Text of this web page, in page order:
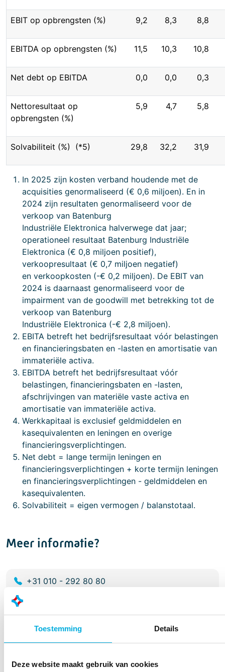
Toestemming Details
Deze website maakt gebruik van cookies
EBIT op opbrengsten (%) 9,2 8,3 8,8
EBITDA op opbrengsten (%) 11,5 10,3 10,8
Net debt op EBITDA 0,0 0,0 0,3
Nettoresultaat op
opbrengsten (%)
5,9 4,7 5,8
Solvabiliteit (%) (*5) 29,8 32,2 31,9
In 2025 zijn kosten verband houdende met de
acquisities genormaliseerd (€ 0,6 miljoen). En in
2024 zijn resultaten genormaliseerd voor de
verkoop van Batenburg
Industriële Elektronica halverwege dat jaar;
operationeel resultaat Batenburg Industriële
Elektronica (€ 0,8 miljoen positief),
verkoopresultaat (€ 0,7 miljoen negatief)
en verkoopkosten (-€ 0,2 miljoen). De EBIT van
2024 is daarnaast genormaliseerd voor de
impairment van de goodwill met betrekking tot de
verkoop van Batenburg
Industriële Elektronica (-€ 2,8 miljoen).
EBITA betreft het bedrijfsresultaat vóór belastingen
en financieringsbaten en -lasten en amortisatie van
immateriële activa.
EBITDA betreft het bedrijfsresultaat vóór
belastingen, financieringsbaten en -lasten,
afschrijvingen van materiële vaste activa en
amortisatie van immateriële activa.
Werkkapitaal is exclusief geldmiddelen en
kasequivalenten en leningen en overige
financieringsverplichtingen.
Net debt = lange termijn leningen en
financieringsverplichtingen + korte termijn leningen
en financieringsverplichtingen - geldmiddelen en
kasequivalenten.
Solvabiliteit = eigen vermogen / balanstotaal.
Meer informatie?
+31 010 - 292 80 80
Download ons jaarverslag
Bekijk in ons jaarverslag de ontwikkelingen over het